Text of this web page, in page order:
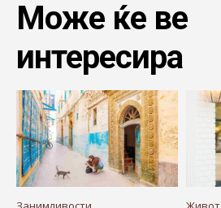
Може ќе ве
интересира